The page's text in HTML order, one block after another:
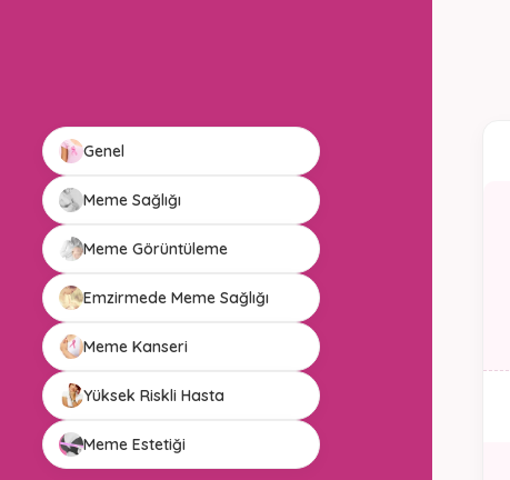
Genel
Meme Sağlığı
Meme Görüntüleme
Emzirmede Meme Sağlığı
Meme Kanseri
Yüksek Riskli Hasta
Meme Estetiği